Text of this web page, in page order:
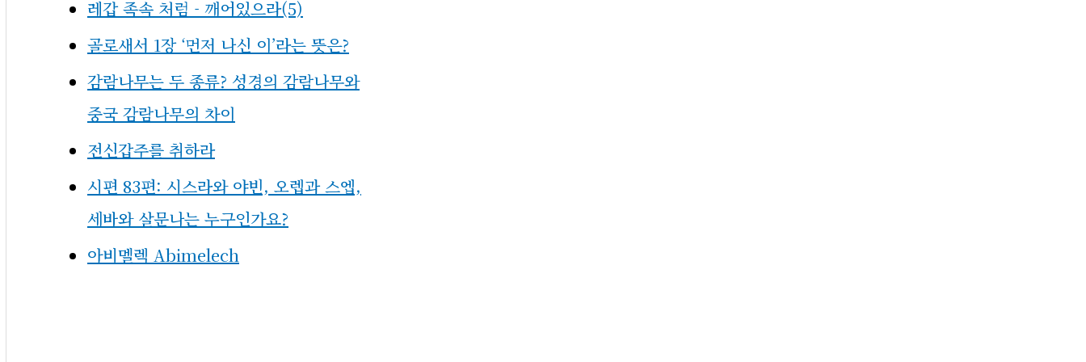
레갑 족속 처럼 - 깨어있으라(5)
골로새서 1장 ‘먼저 나신 이’라는 뜻은?
감람나무는 두 종류? 성경의 감람나무와
중국 감람나무의 차이
전신갑주를 취하라
시편 83편: 시스라와 야빈, 오렙과 스엡,
세바와 살문나는 누구인가요?
아비멜렉 Abimelech